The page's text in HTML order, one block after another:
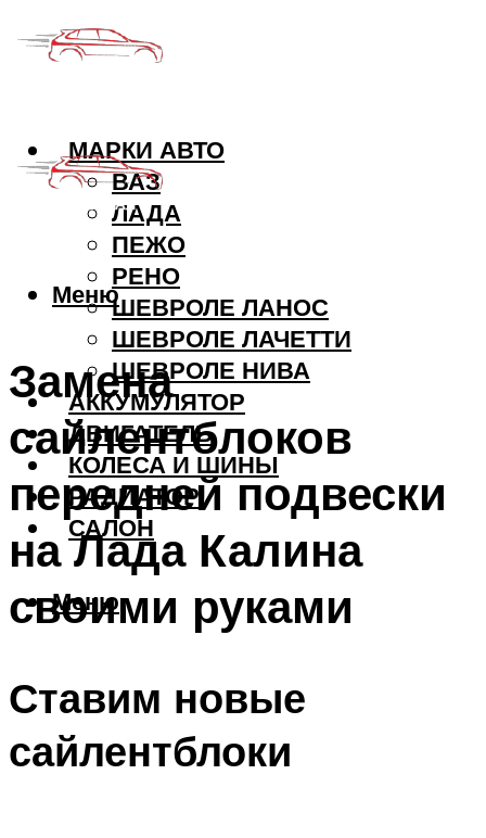
МАРКИ АВТО
ВАЗ
ЛАДА
ПЕЖО
РЕНО
ШЕВРОЛЕ ЛАНОС
ШЕВРОЛЕ ЛАЧЕТТИ
ШЕВРОЛЕ НИВА
АККУМУЛЯТОР
ДВИГАТЕЛЬ
КОЛЕСА И ШИНЫ
РАДИАТОР
САЛОН
Меню
Меню
Замена
сайлентблоков
передней подвески
на Лада Калина
своими руками
Ставим новые
сайлентблоки